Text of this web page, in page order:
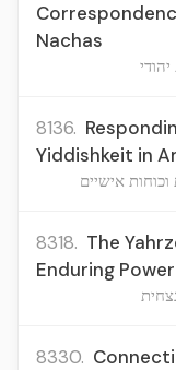
Nachas
8136.
Yiddishkeit in
אישיים
8318. The
Enduring
8330.